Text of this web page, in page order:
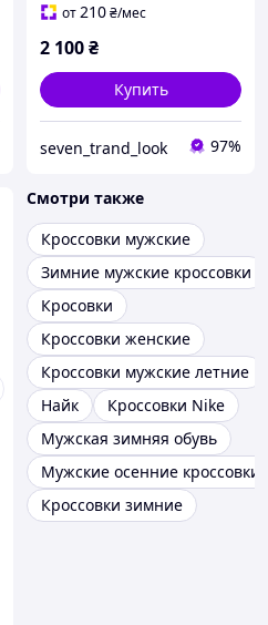
от210₴/мес
2 100₴
Купить
seven_trand_look 97%
Смотри также
Кроссовки мужские
Зимние мужские кроссовки
Кросовки
Кроссовки женские
Кроссовки мужские летние
Найк
Кроссовки Nike
Мужская зимняя обувь
Мужские осенние кроссовки
Кроссовки зимние